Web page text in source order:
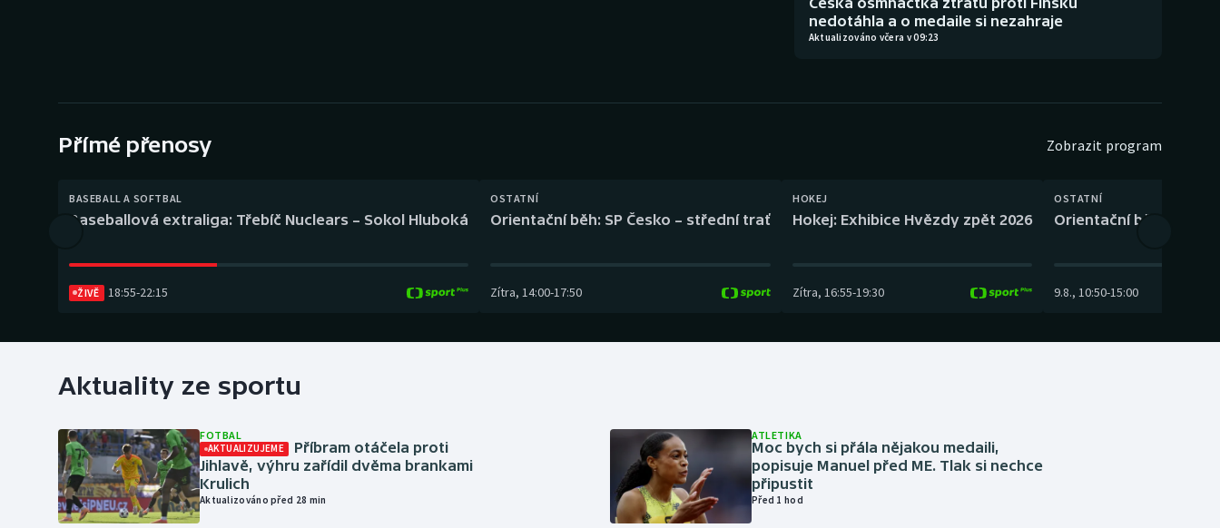
Gymnastika Plážový volejbal
nedotáhla a o medaile si nezahraje
Aktualizováno včera v 09:23
Přímé přenosy Zobrazit program
BASEBALL A SOFTBAL
Baseballová extraliga: Třebíč Nuclears – Sokol Hluboká
ŽIVĚ 18:55-22:15
OSTATNÍ
Orientační běh: SP Česko – střední trať
Zítra, 14:00-17:50
HOKEJ
Hokej: Exhibice Hvězdy zpět 2026
Zítra, 16:55-19:30
OSTATNÍ
Orientační běh: SP
9.8., 10:50-15:00
Aktuality ze sportu
FOTBAL
AKTUALIZUJEME
Příbram otáčela proti
Jihlavě, výhru zařídil dvěma brankami
Krulich
Aktualizováno před 28 min
ATLETIKA
Moc bych si přála nějakou medaili,
popisuje Manuel před ME. Tlak si nechce
připustit
Před 1 hod